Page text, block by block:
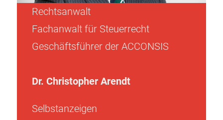
Rechtsanwalt
Fachanwalt für Steuerrecht
Geschäftsführer der ACCONSIS
Dr. Christopher Arendt
Selbstanzeigen